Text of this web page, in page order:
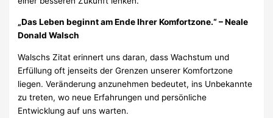
„Das Leben beginnt am Ende Ihrer Komfortzone.“ – Neale
Donald Walsch
Walschs Zitat erinnert uns daran, dass Wachstum und
Erfüllung oft jenseits der Grenzen unserer Komfortzone
liegen. Veränderung anzunehmen bedeutet, ins Unbekannte
zu treten, wo neue Erfahrungen und persönliche
Entwicklung auf uns warten.